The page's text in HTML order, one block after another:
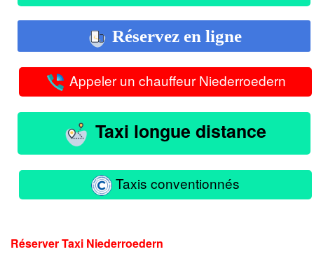
Réservez en ligne
Appeler un chauffeur Niederroedern
Taxi longue distance
Taxis conventionnés
Réserver Taxi Niederroedern